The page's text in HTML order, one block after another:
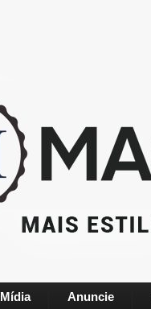
Mídia Anuncie